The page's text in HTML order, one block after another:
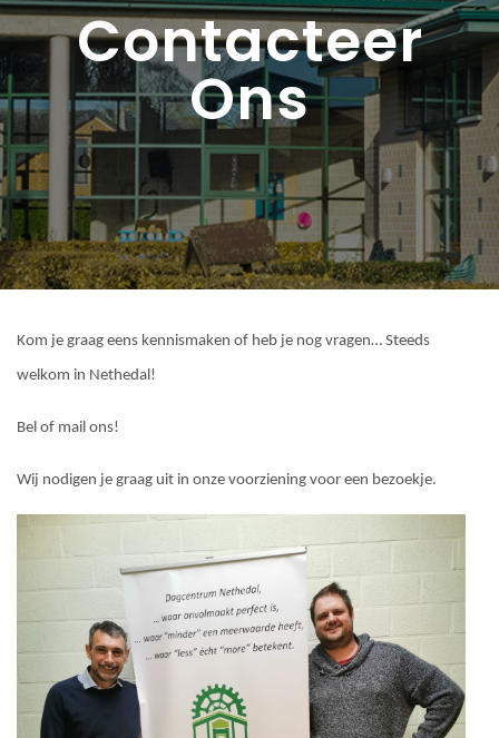
Contacteer
Ons
Kom je graag eens kennismaken of heb je nog vragen… Steeds
welkom in Nethedal!
Bel of mail ons!
Wij nodigen je graag uit in onze voorziening voor een bezoekje.